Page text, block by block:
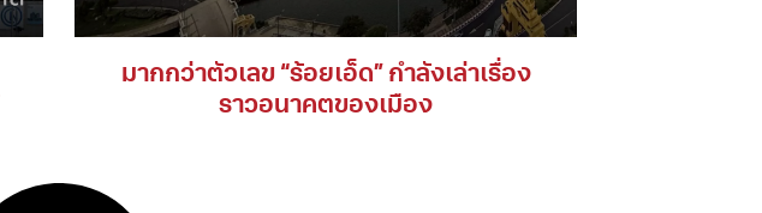
มากกว่าตัวเลข “ร้อยเอ็ด” กำลังเล่าเรื่อง
ราวอนาคตของเมือง